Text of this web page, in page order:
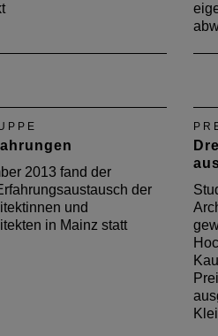
2013 fand der
der
und
in Mainz statt